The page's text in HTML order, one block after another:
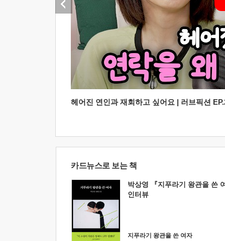
헤어진 연인과 재회하고 싶어요 | 러브픽션
카드뉴스로 보는 책
박상영 『지푸라기 왕관을 쓴
인터뷰
지푸라기 왕관을 쓴 여자